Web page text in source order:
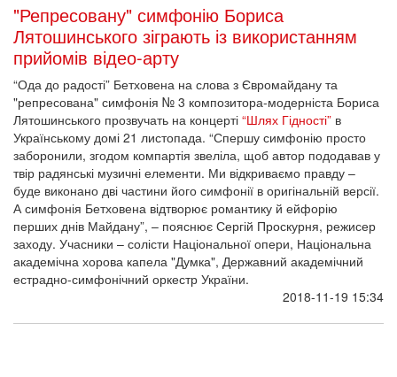
"Репресовану" симфонію Бориса
Лятошинського зіграють із використанням
прийомів відео-арту
“Ода до радості” Бетховена на слова з Євромайдану та
"репресована" симфонія № 3 композитора-модерніста Бориса
Лятошинського прозвучать на концерті “Шлях Гідності” в
Українському домі 21 листопада. “Спершу симфонію просто
заборонили, згодом компартія звеліла, щоб автор пододавав у
твір радянські музичні елементи. Ми відкриваємо правду –
буде виконано дві частини його симфонії в оригінальній версії.
А симфонія Бетховена відтворює романтику й ейфорію
перших днів Майдану”, – пояснює Сергій Проскурня, режисер
заходу. Учасники – солісти Національної опери, Національна
академічна хорова капела "Думка", Державний академічний
естрадно-симфонічний оркестр України.
2018-11-19 15:34